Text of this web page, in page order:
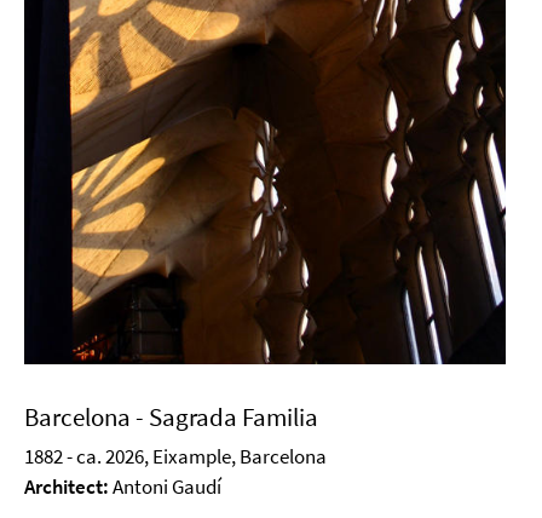
Barcelona - Sagrada Familia
1882 - ca. 2026, Eixample, Barcelona
Architect:Antoni Gaudí